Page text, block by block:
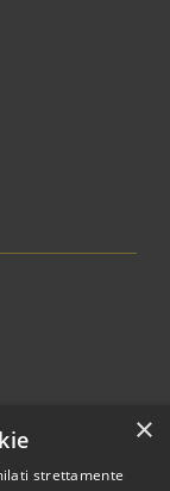
×
strettamente